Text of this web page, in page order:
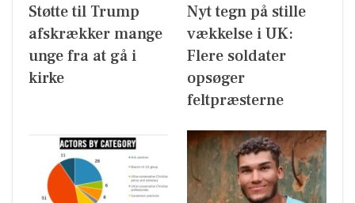
Støtte til Trump
afskrækker mange
unge fra at gå i
kirke
Nyt tegn på stille
vækkelse i UK:
Flere soldater
opsøger
feltpræsterne